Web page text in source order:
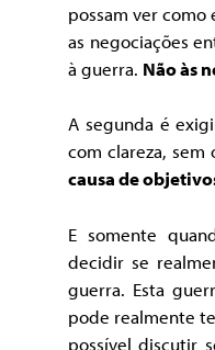
possam ver como
as negociações
à guerra. Não às
A segunda é
com clareza, sem
causa de
E somente
decidir se
guerra. Esta
pode realmente
possível discutir